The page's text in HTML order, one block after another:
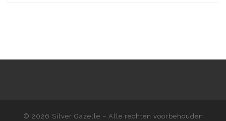
© 2026 Silver Gazelle – Alle rechten voorbehouden